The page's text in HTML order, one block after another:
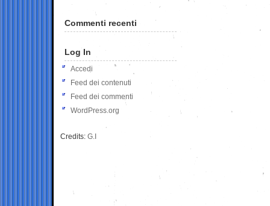
Commenti recenti
Log In
Accedi
Feed dei contenuti
Feed dei commenti
WordPress.org
Credits: G.I